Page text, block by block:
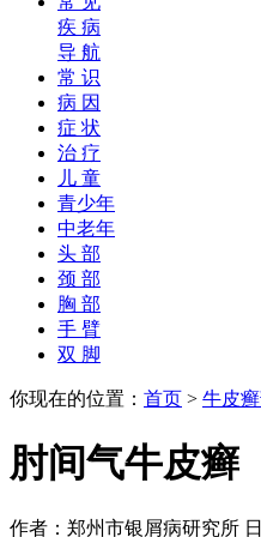
疾 病
导 航
常 识
病 因
症 状
治 疗
儿 童
青少年
中老年
头 部
颈 部
胸 部
手 臂
双 脚
你现在的位置： 首页 > 牛皮
肘间气牛皮癣
作者：郑州市银屑病研究所